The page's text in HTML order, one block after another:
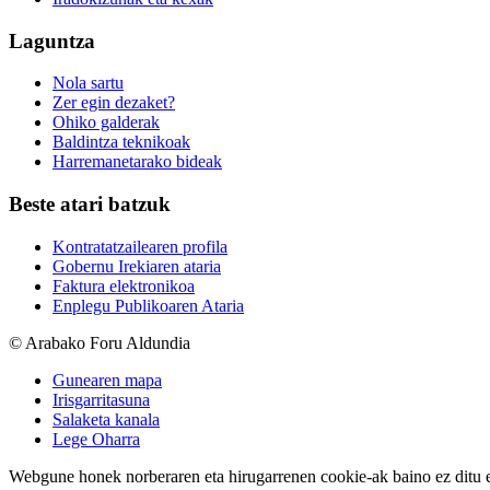
Laguntza
Nola sartu
Zer egin dezaket?
Ohiko galderak
Baldintza teknikoak
Harremanetarako bideak
Beste atari batzuk
Kontratatzailearen profila
Gobernu Irekiaren ataria
Faktura elektronikoa
Enplegu Publikoaren Ataria
© Arabako Foru Aldundia
Gunearen mapa
Irisgarritasuna
Salaketa kanala
Lege Oharra
Webgune honek norberaren eta hirugarrenen cookie-ak baino ez